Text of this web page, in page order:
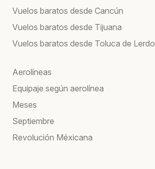
Vuelos baratos desde Cancún
Vuelos baratos desde Tijuana
Vuelos baratos desde Toluca de Lerdo
Aerolíneas
Equipaje según aerolínea
Meses
Septiembre
Revolución Méxicana